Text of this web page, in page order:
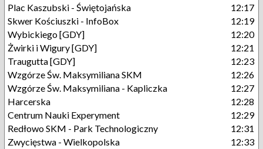
Plac Kaszubski - Świętojańska
12:17
Skwer Kościuszki - InfoBox
12:19
Wybickiego [GDY]
12:20
Żwirki i Wigury [GDY]
12:21
Traugutta [GDY]
12:23
Wzgórze Św. Maksymiliana SKM
12:26
Wzgórze Św. Maksymiliana - Kapliczka
12:27
Harcerska
12:28
Centrum Nauki Experyment
12:29
Redłowo SKM - Park Technologiczny
12:31
Zwycięstwa - Wielkopolska
12:33